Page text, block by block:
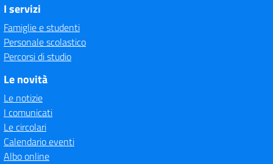
I servizi
Famiglie e studenti
Personale scolastico
Percorsi di studio
Le novità
Le notizie
I comunicati
Le circolari
Calendario eventi
Albo online